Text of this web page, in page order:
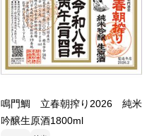
鳴門鯛 立春朝搾り2026 純米
吟醸生原酒1800ml